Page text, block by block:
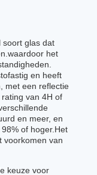
soort glas dat
het
en heeft
met een reflectie
van 4H of
en meer, en
of hoger.Het
voorkomen van
keuze voor